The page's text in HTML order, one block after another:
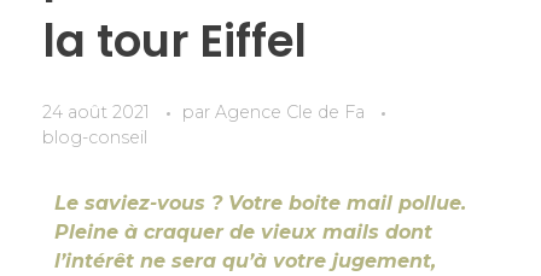
la tour Eiffel
24 août 2021 par Agence Cle de Fa
blog-conseil
Le saviez-vous ? Votre boite mail pollue.
Pleine à craquer de vieux mails dont
l’intérêt ne sera qu’à votre jugement,